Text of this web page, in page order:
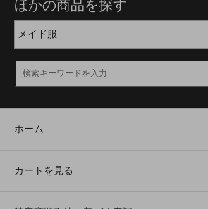
ほかの商品を探す
ホーム
カートを見る